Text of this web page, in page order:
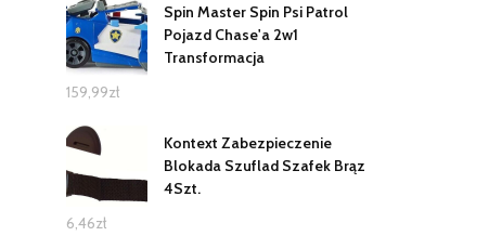
Spin Master Spin Psi Patrol
Pojazd Chase'a 2w1
Transformacja
159,99zł
Kontext Zabezpieczenie
Blokada Szuflad Szafek Brąz
4Szt.
6,46zł